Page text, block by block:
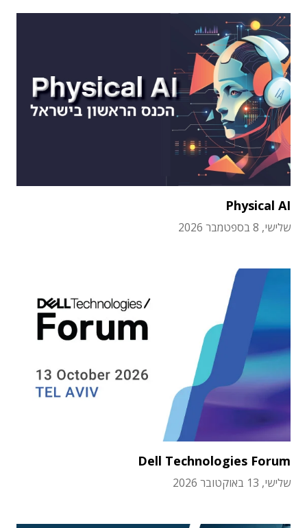
Physical AI
שלישי, 8 בספטמבר 2026
Dell Technologies Forum
שלישי, 13 באוקטובר 2026